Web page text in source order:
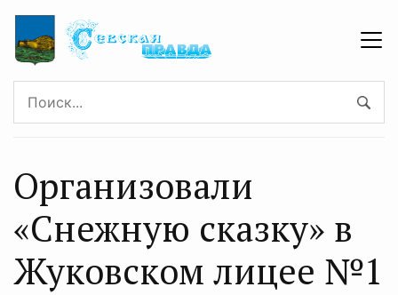
Организовали
«Снежную сказку» в
Жуковском лицее №1